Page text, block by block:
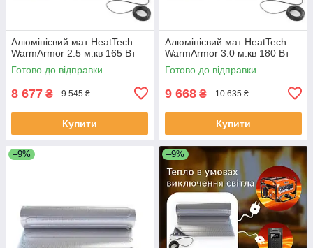
Алюмінієвий мат HeatTech
WarmArmor 2.5 м.кв 165 Вт
Готово до відправки
8 677 ₴ 9 545 ₴
Купити
Алюмінієвий мат HeatTech
WarmArmor 3.0 м.кв 180 Вт
Готово до відправки
9 668 ₴ 10 635 ₴
Купити
–9% –9%